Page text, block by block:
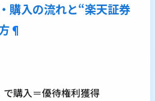
購入の流れと“楽天証券
¶
購入＝優待権利獲得